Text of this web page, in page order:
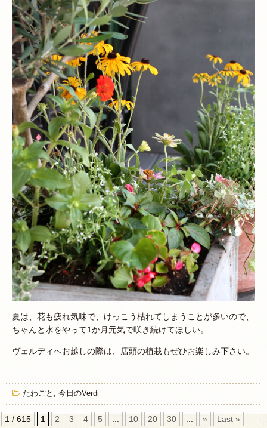
夏は、花も疲れ気味で、けっこう枯れてしまうことが多いので、
ちゃんと水をやって1か月元気で咲き続けてほしい。
ヴェルディへお越しの際は、店頭の植栽もぜひお楽しみ下さい。
たわごと , 今日のVerdi
1 / 615 1 2 3 4 5 10 20 30 » Last »